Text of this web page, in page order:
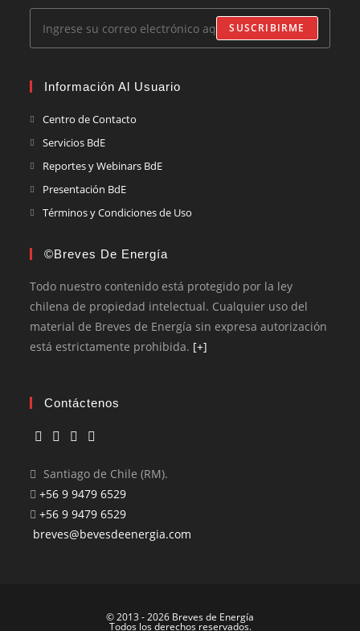
SUSCRIBIRME
Información Al Usuario
Centro de Contacto
Servicios BdE
Reportes y Webinars BdE
Presentación BdE
Términos y Condiciones de Uso
©Breves De Energía
Todo nuestro contenido está protegido por la ley
chilena de propiedad intelectual. Cualquier uso del
material de Breves de Energía sin expresa autorización
está estrictamente prohibida. [+]
Contáctenos
Santiago de Chile (RM).
+56 9 9479 6529
+56 9 9479 6529
breves@bevesdeenergia.com
© 2013 - 2026 Breves de Energía
Todos los derechos reservados.